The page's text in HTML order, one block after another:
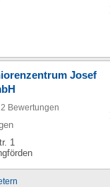
Josef
2 Bewertungen
1